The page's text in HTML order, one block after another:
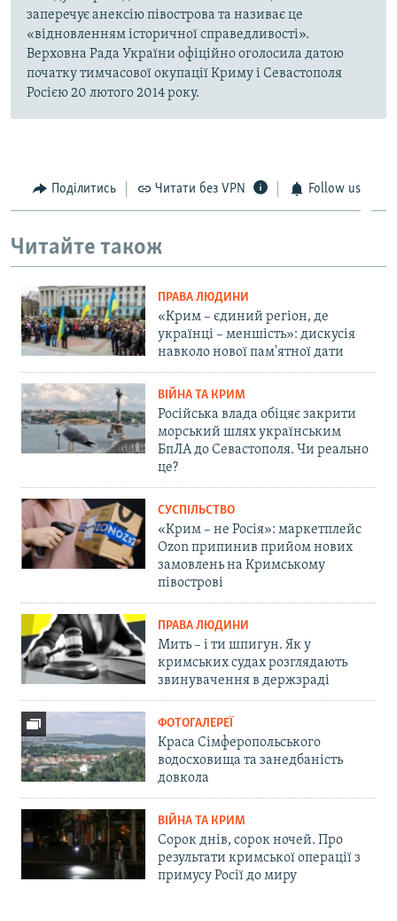
заперечує анексію півострова та називає це
«відновленням історичної справедливості».
Верховна Рада України офіційно оголосила датою
початку тимчасової окупації Криму і Севастополя
Росією 20 лютого 2014 року.
Поділитись Читати без VPN Follow us
Читайте також
ПРАВА ЛЮДИНИ
«Крим – єдиний регіон, де
українці – меншість»: дискусія
навколо нової пам'ятної дати
ВІЙНА ТА КРИМ
Російська влада обіцяє закрити
морський шлях українським
БпЛА до Севастополя. Чи реально
це?
СУСПІЛЬСТВО
«Крим – не Росія»: маркетплейс
Ozon припинив прийом нових
замовлень на Кримському
півострові
ПРАВА ЛЮДИНИ
Мить – і ти шпигун. Як у
кримських судах розглядають
звинувачення в держзраді
ФОТОГАЛЕРЕЇ
Краса Сімферопольського
водосховища та занедбаність
довкола
ВІЙНА ТА КРИМ
Сорок днів, сорок ночей. Про
результати кримської операції з
примусу Росії до миру